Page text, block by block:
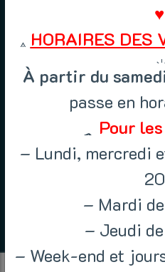
♥
HORAIRES DES
À partir du
passe en
Pour
– Lundi, mercredi
– Mardi
– Jeudi
– Week-end et